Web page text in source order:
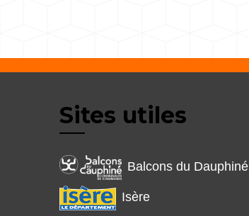
Sites utiles
Balcons du Dauphiné
Isère